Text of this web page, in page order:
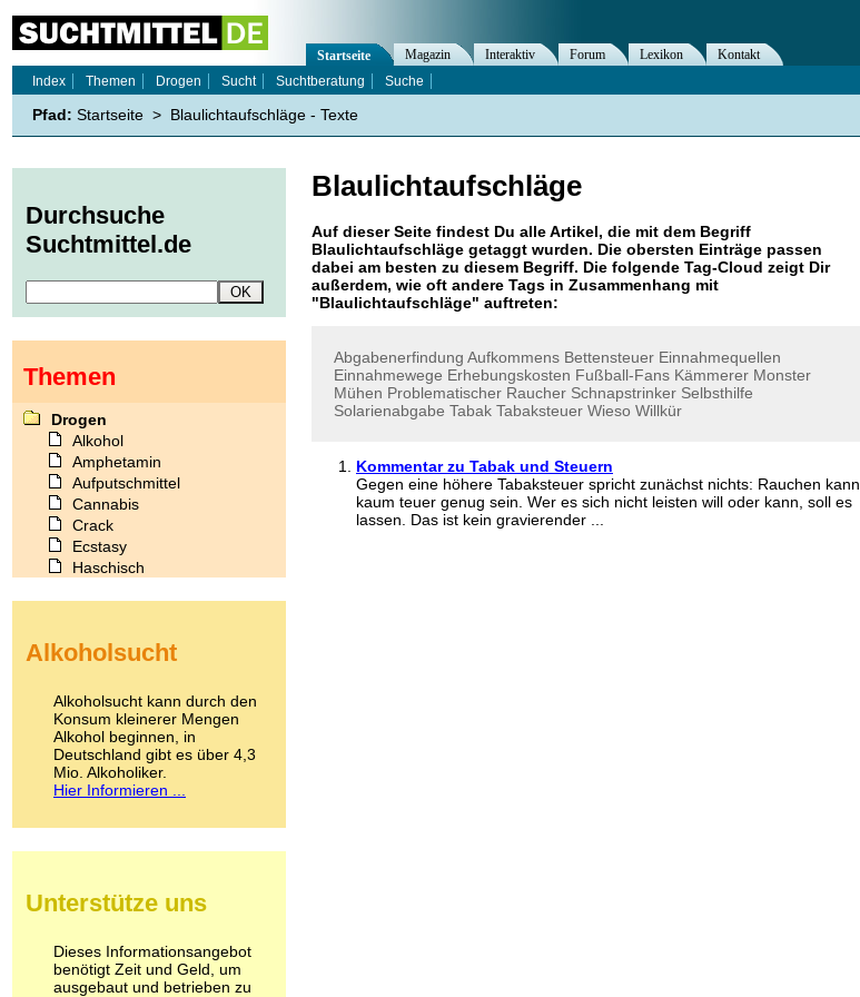
Blaulichtaufschläge
Auf dieser Seite findest Du alle Artikel, die mit dem Begriff
Blaulichtaufschläge getaggt wurden. Die obersten Einträge passen
dabei am besten zu diesem Begriff. Die folgende Tag-Cloud zeigt Dir
außerdem, wie oft andere Tags in Zusammenhang mit
"Blaulichtaufschläge" auftreten:
Abgabenerfindung Aufkommens Bettensteuer Einnahmequellen
Einnahmewege Erhebungskosten Fußball-Fans Kämmerer Monster
Mühen Problematischer Raucher Schnapstrinker Selbsthilfe
Solarienabgabe Tabak Tabaksteuer Wieso Willkür
Kommentar zu Tabak und Steuern
Gegen eine höhere Tabaksteuer spricht zunächst nichts: Rauchen kann
kaum teuer genug sein. Wer es sich nicht leisten will oder kann, soll es
lassen. Das ist kein gravierender ...
Startseite Magazin Interaktiv Forum Lexikon
Kontakt
Index
Themen Drogen Sucht Suchtberatung Suche
Pfad: Startseite > Blaulichtaufschläge - Texte
Durchsuche
Suchtmittel.de
Themen
Drogen
Alkohol
Amphetamin
Aufputschmittel
Cannabis
Crack
Ecstasy
Haschisch
Kokain
LSD
Marihuana
Medikamente
Meskalin
Metamphetamin
Methadon
Pilze
Psychopharmaka
Schlafmittel
Schmerzmittel
Alkoholsucht
Alkoholsucht kann durch den
Konsum kleinerer Mengen
Alkohol beginnen, in
Deutschland gibt es über 4,3
Mio. Alkoholiker.
Hier Informieren ...
Unterstütze uns
Dieses Informationsangebot
benötigt Zeit und Geld, um
ausgebaut und betrieben zu